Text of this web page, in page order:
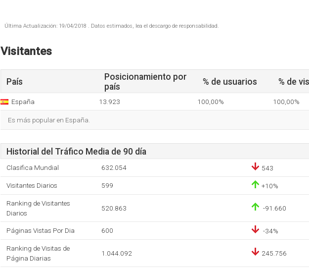
Última Actualización: 19/04/2018 . Datos estimados, lea el descargo de responsabilidad.
Visitantes
País
Posicionamiento por
país
% de usuarios % de
España 13.923 100,00% 100,00%
Es más popular en España.
Historial del Tráfico Media de 90 día
Clasifica Mundial 632.054 543
Visitantes Diarios 599 +10%
Ranking de Visitantes
Diarios
520.863 -91.660
Páginas Vistas Por Dia 600 -34%
Ranking de Visitas de
Página Diarias
1.044.092 245.756